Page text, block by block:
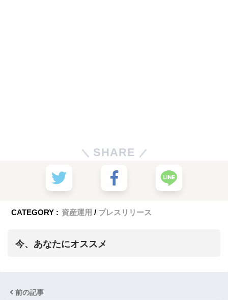
SHARE
CATEGORY : 資産運用 プレスリリース
今、あなたにオススメ
前の記事